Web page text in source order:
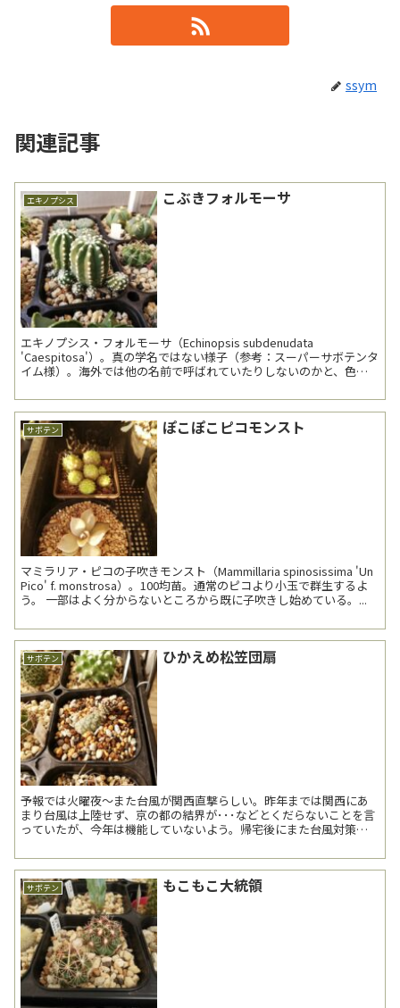
ssym
関連記事
エキノプシス こぶきフォルモーサ
エキノプシス・フォルモーサ（Echinopsis subdenudata
'Caespitosa'）。真の学名ではない様子（参考：スーパーサボテンタ
イム様）。海外では他の名前で呼ばれていたりしないのかと、色々
サボテン ぽこぽこピコモンスト
マミラリア・ピコの子吹きモンスト（Mammillaria spinosissima 'Un
Pico' f. monstrosa）。100均苗。通常のピコより小玉で群生するよ
う。 一部はよく分からないところから既に子吹きし始めている。...
サボテン ひかえめ松笠団扇
予報では火曜夜～また台風が関西直撃らしい。昨年までは関西にあ
まり台風は上陸せず、京の都の結界が･･･などとくだらないことを言
っていたが、今年は機能していないよう。帰宅後にまた台風対策を
サボテン もこもこ大統領